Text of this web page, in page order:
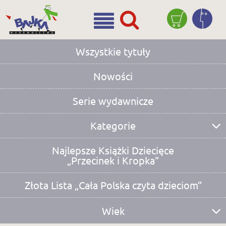
Wszystkie tytuły
Nowości
Serie wydawnicze
Kategorie
bajki prozą
bajki rymowane
wiersze
bajki terapeutyczne
powieści
detektywistyczne
edukacyjne
Najlepsze Książki Dziecięce
„Przecinek i Kropka”
Złota Lista „Cała Polska czyta dzieciom”
Wiek